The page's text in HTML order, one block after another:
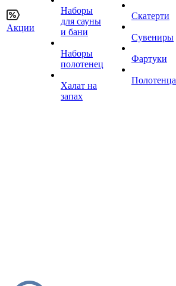
Акции
Наборы
для сауны
и бани
Наборы
полотенец
Халат на
запах
Скатерти
Сувениры
Фартуки
Полотенца